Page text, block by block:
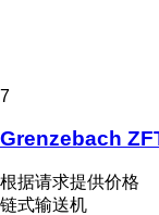
7
Grenzebach
根据请求提供价格
链式输送机